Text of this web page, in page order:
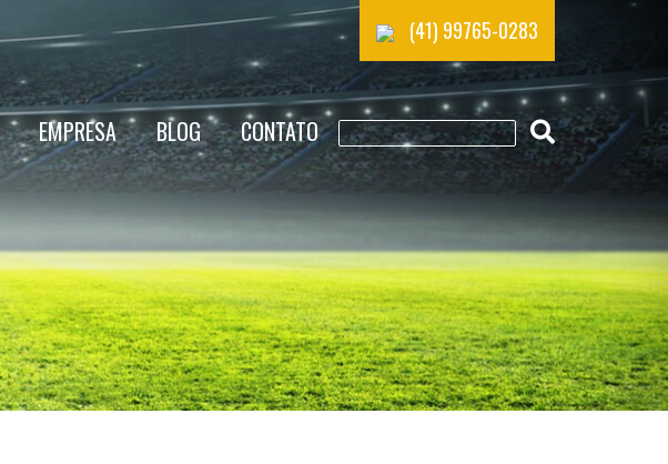
(41) 99765-0283
EMPRESA BLOG CONTATO